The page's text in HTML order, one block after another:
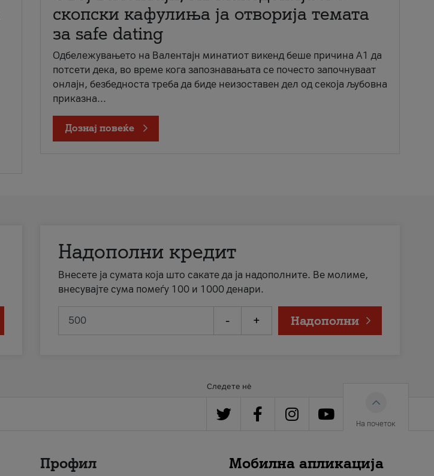
скопски кафулиња ја отворија темата
за safe dating
Одбележувањето на Валентајн минатиот викенд беше причина А1 да
потсети дека, во време кога запознавањата се почесто започнуваат
онлајн, безбедноста треба да биде неизоставен дел од секоја љубовна
приказна...
Дознај повеќе
Надополни кредит
Внесете ја сумата која што сакате да ја надополните. Ве молиме,
внесувајте сума помеѓу 100 и 1000 денари.
- + Надополни
Следете нè
На почеток
Профил Мобилна апликација